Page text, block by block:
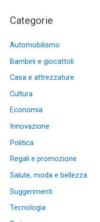
Categorie
Automobilismo
Bambini e giocattoli
Casa e attrezzature
Cultura
Economia
Innovazione
Politica
Regali e promozione
Salute, moda e bellezza
Suggerimenti
Tecnologia